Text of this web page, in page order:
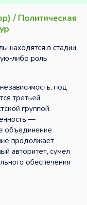
/ Политическая
находятся в стадии
либо роль
под
третьей
группой
—
объединение
продолжает
авторитет, сумел
обеспечения